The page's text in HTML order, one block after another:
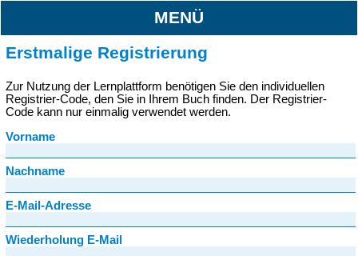
MENÜ
Erstmalige Registrierung
Zur Nutzung der Lernplattform benötigen Sie den individuellen
Registrier-Code, den Sie in Ihrem Buch finden. Der Registrier-
Code kann nur einmalig verwendet werden.
Vorname
Nachname
E-Mail-Adresse
Wiederholung E-Mail